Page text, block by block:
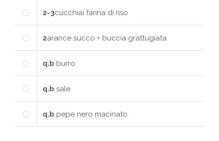
2-3cucchiai farina di riso
2arance succo + buccia grattugiata
q.b burro
q.b sale
q.b pepe nero macinato